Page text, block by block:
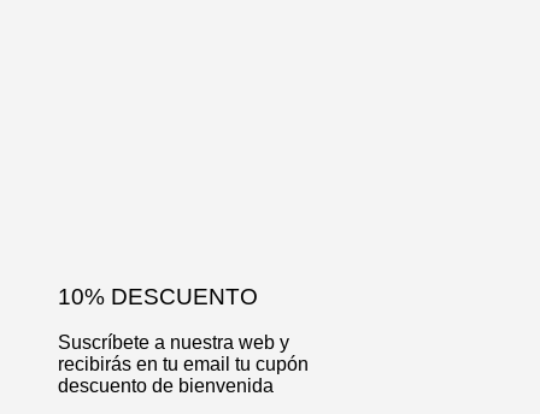
10% DESCUENTO
Suscríbete a nuestra web y
recibirás en tu email tu cupón
descuento de bienvenida